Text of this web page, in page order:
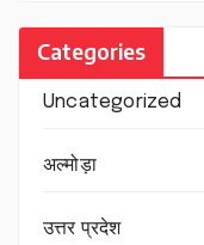
Categories
Uncategorized
अल्मोड़ा
उत्तर प्रदेश